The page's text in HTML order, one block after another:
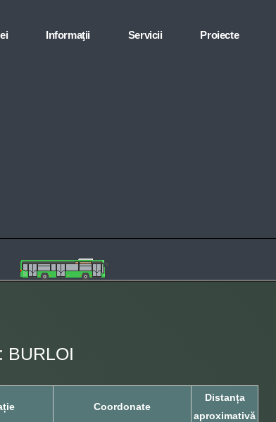
Informaţii Servicii Proiecte
BURLOI
Coordonate
Distanța
aproximativă